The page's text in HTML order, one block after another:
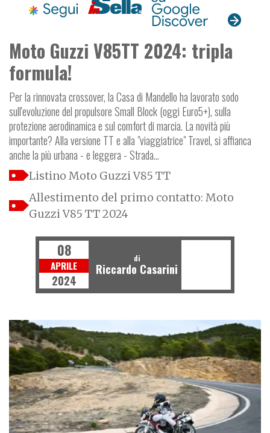
Moto Guzzi V85TT 2024: tripla
formula!
Per la rinnovata crossover, la Casa di Mandello ha lavorato sodo
sull'evoluzione del propulsore Small Block (oggi Euro5+), sulla
protezione aerodinamica e sul comfort di marcia. La novità più
importante? Alla versione TT e alla "viaggiatrice" Travel, si affianca
anche la più urbana - e leggera - Strada...
Listino Moto Guzzi V85 TT
Allestimento del primo contatto: Moto
Guzzi V85 TT 2024
08
APRILE
2024
di
Riccardo Casarini